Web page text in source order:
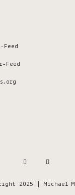
Feed
Feed
2025 | Michael